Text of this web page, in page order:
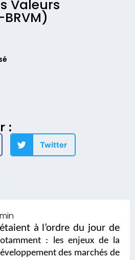
Valeurs
:
Twitter
à l’ordre du jour de
: les enjeux de la
des marchés de